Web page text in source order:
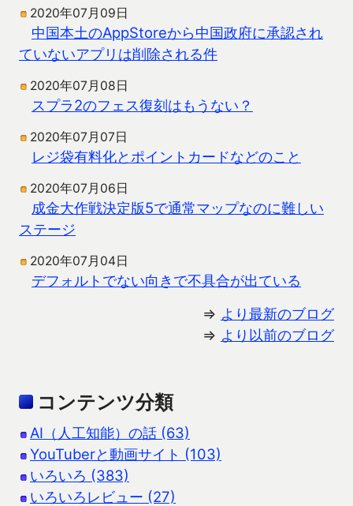
2020年07月09日
中国本土のAppStoreから中国政府に承認され
ていないアプリは削除される件
2020年07月08日
スプラ2のフェス復刻はもうない？
2020年07月07日
レジ袋有料化とポイントカードなどのこと
2020年07月06日
成金大作戦決定版5で通常マップなのに難しい
ステージ
2020年07月04日
デフォルトでない向きで不具合が出ている
⇒ より最新のブログ
⇒ より以前のブログ
コンテンツ分類
AI（人工知能）の話 (63)
YouTuberと動画サイト (103)
いろいろ (383)
いろいろレビュー (27)